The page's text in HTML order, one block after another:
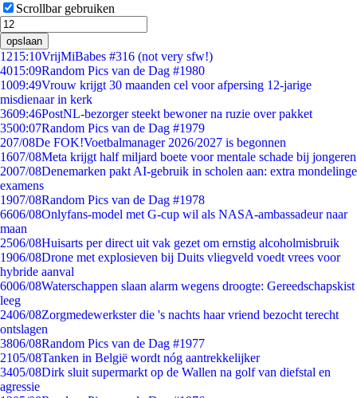
Scrollbar gebruiken
opslaan
1215:10VrijMiBabes #316 (not very sfw!)
4015:09Random Pics van de Dag #1980
1009:49Vrouw krijgt 30 maanden cel voor afpersing 12-jarige
misdienaar in kerk
3609:46PostNL-bezorger steekt bewoner na ruzie over pakket
3500:07Random Pics van de Dag #1979
207/08De FOK!Voetbalmanager 2026/2027 is begonnen
1607/08Meta krijgt half miljard boete voor mentale schade bij jongeren
2007/08Denemarken pakt AI-gebruik in scholen aan: extra mondelinge
examens
1907/08Random Pics van de Dag #1978
6606/08Onlyfans-model met G-cup wil als NASA-ambassadeur naar
maan
2506/08Huisarts per direct uit vak gezet om ernstig alcoholmisbruik
1906/08Drone met explosieven bij Duits vliegveld voedt vrees voor
hybride aanval
6006/08Waterschappen slaan alarm wegens droogte: Gereedschapskist
leeg
2406/08Zorgmedewerkster die 's nachts haar vriend bezocht terecht
ontslagen
3806/08Random Pics van de Dag #1977
2105/08Tanken in België wordt nóg aantrekkelijker
3405/08Dirk sluit supermarkt op de Wallen na golf van diefstal en
agressie